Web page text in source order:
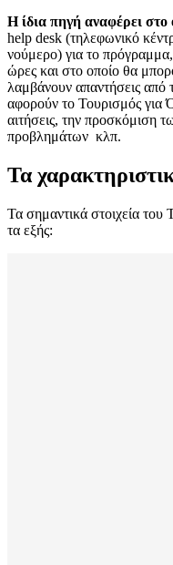
Η ίδια πηγή αναφέρει
help desk (τηλεφωνικό
νούμερο) για το πρόγραμμα,
ώρες και στο οποίο θα
λαμβάνουν απαντήσεις
αφορούν το Τουρισμός για
αιτήσεις, την προσκόμιση
προβλημάτων κλπ.
Τα
Τα σημαντικά στοιχεία του
τα εξής: